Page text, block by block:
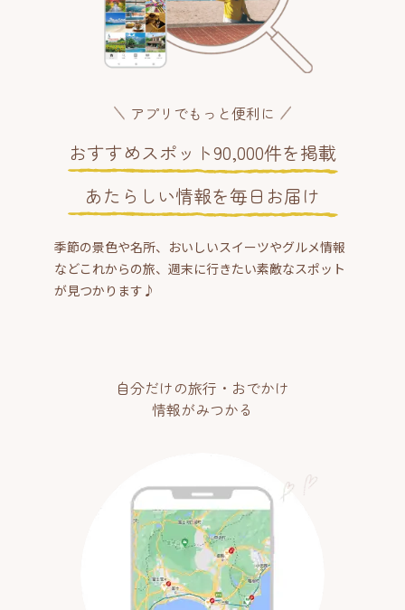
アプリでもっと便利に
おすすめスポット90,000件を掲載
あたらしい情報を毎日お届け
季節の景色や名所、おいしいスイーツやグルメ情報
などこれからの旅、週末に行きたい素敵なスポット
が見つかります♪
自分だけの旅行・おでかけ
情報がみつかる